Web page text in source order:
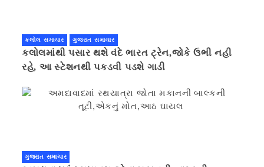
કલોલ સમાચાર ગુજરાત સમાચાર
કલોલમાંથી પસાર થશે વંદે ભારત ટ્રેન,જોકે ઉભી નહી
રહે, આ સ્ટેશનથી પકડવી પડશે ગાડી
ગુજરાત સમાચાર